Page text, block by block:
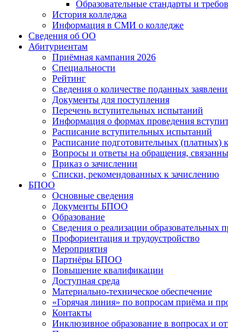
Образовательные стандарты и
История колледжа
Информация в СМИ о колледже
Сведения об ОО
Абитуриентам
Приёмная кампания 2026
Специальности
Рейтинг
Сведения о количестве поданных
Документы для поступления
Перечень вступительных испытаний
Информация о формах проведения
Расписание вступительных испытаний
Расписание подготовительных (платных)
Вопросы и ответы на обращения,
Приказ о зачислении
Списки, рекомендованных к зачислению
БПОО
Основные сведения
Документы БПОО
Образование
Сведения о реализации
Профориентация и трудоустройство
Мероприятия
Партнёры БПОО
Повышение квалификации
Доступная среда
Материально-техническое обеспечение
«Горячая линия» по вопросам приёма и
Контакты
Инклюзивное образование в вопросах и